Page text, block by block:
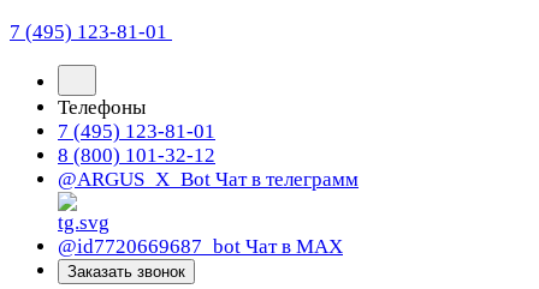
7 (495) 123-81-01
Телефоны
7 (495) 123-81-01
8 (800) 101-32-12
@ARGUS_X_Bot Чат в телеграмм
@id7720669687_bot Чат в МАХ
Заказать звонок